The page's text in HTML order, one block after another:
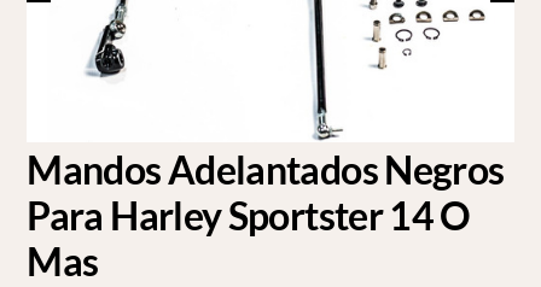
Mandos Adelantados Negros
Para Harley Sportster 14 O
Mas